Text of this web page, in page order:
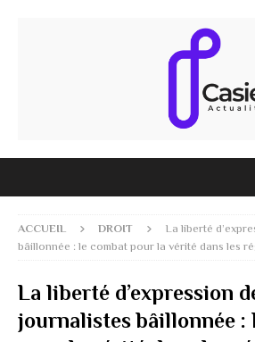
ACCUEIL DROIT
La liberté
bâillonnée : le combat pour la vérité dans les
La liberté d’expression
journalistes bâillonnée :